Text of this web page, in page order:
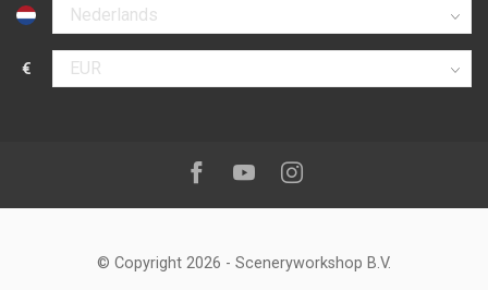
Selecteer taal
€
Selecteer valuta
Volg ons op:Facebook
YoutubeInstagram
© Copyright 2026 - Sceneryworkshop B.V.